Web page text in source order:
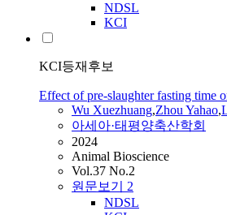
NDSL
KCI
KCI등재후보
Effect of pre-slaughter fasting time
Wu Xuezhuang,Zhou Yahao,
아세아·태평양축산학회
2024
Animal Bioscience
Vol.37 No.2
원문보기 2
NDSL